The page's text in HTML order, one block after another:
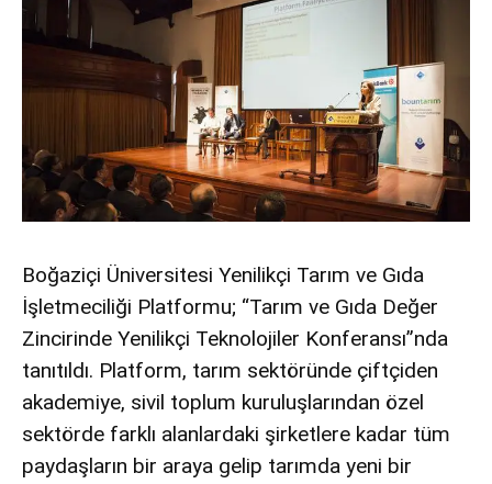
Boğaziçi Üniversitesi Yenilikçi Tarım ve Gıda
İşletmeciliği Platformu; “Tarım ve Gıda Değer
Zincirinde Yenilikçi Teknolojiler Konferansı”nda
tanıtıldı. Platform, tarım sektöründe çiftçiden
akademiye, sivil toplum kuruluşlarından özel
sektörde farklı alanlardaki şirketlere kadar tüm
paydaşların bir araya gelip tarımda yeni bir